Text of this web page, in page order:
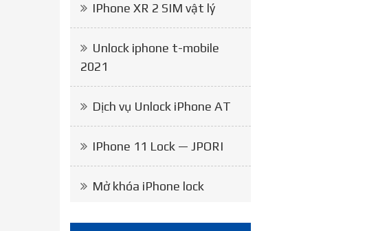
IPhone XR 2 SIM vật lý
Unlock iphone t-mobile
2021
Dịch vụ Unlock iPhone AT
IPhone 11 Lock — JPORI
Mở khóa iPhone lock